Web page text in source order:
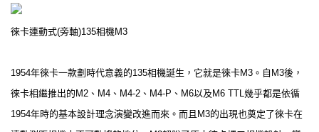
徠卡連動式(旁軸)135相機M3
1954年徠卡一款劃時代意義的135相機誕生，它就是徠卡M3。自M3後，
徠卡相繼推出的M2、M4、M4-2、M4-P、M6以及M6 TTL幾乎都是依循
1954年時的基本設計理念演變改進而來。而且M3的出現也奠定了徠卡在